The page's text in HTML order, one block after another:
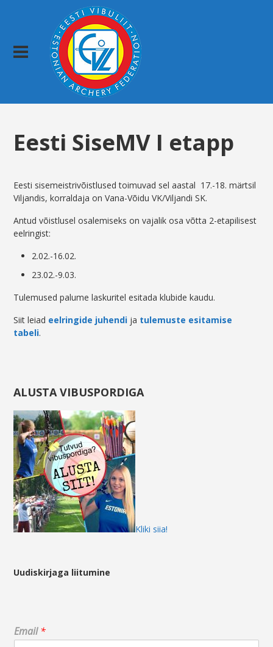
Eesti SiseMV I etapp
Eesti sisemeistrivõistlused toimuvad sel aastal 17.-18. märtsil
Viljandis, korraldaja on Vana-Võidu VK/Viljandi SK.
Antud võistlusel osalemiseks on vajalik osa võtta 2-etapilisest
eelringist:
2.02.-16.02.
23.02.-9.03.
Tulemused palume laskuritel esitada klubide kaudu.
Siit leiad eelringide juhendi ja tulemuste esitamise
tabeli.
ALUSTA VIBUSPORDIGA
Kliki siia!
Uudiskirjaga liitumine
E
m
Email*